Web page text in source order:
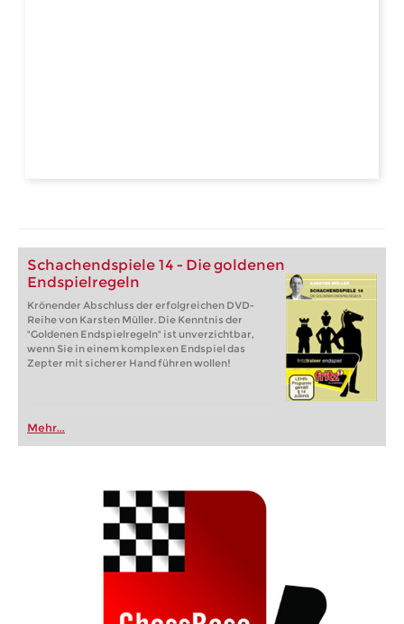
Schachendspiele 14 - Die goldenen
Endspielregeln
Krönender Abschluss der erfolgreichen DVD-
Reihe von Karsten Müller. Die Kenntnis der
"Goldenen Endspielregeln" ist unverzichtbar,
wenn Sie in einem komplexen Endspiel das
Zepter mit sicherer Hand führen wollen!
Mehr...